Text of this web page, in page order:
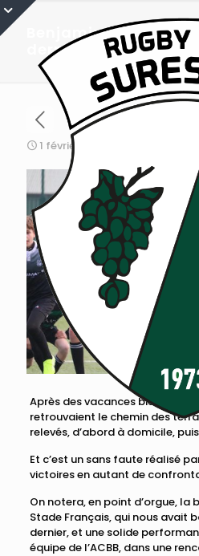
Benjamins 1 :
derniers plateaux
1 février 2020
Après des vacances bien
retrouvaient le chemin des
relevés, d’abord à domicile,
Et c’est un sans faute réalisé
victoires en autant de
On notera, en point d’orgue, la
Stade Français, qui nous avait
dernier, et une solide
équipe de l’ACBB, dans une